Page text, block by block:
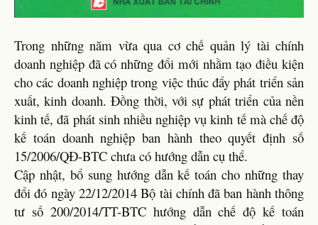
Trong những năm vừa qua cơ chế quản lý tài chính
doanh nghiệp đã có những đổi mới nhằm tạo điều kiện
cho các doanh nghiệp trong việc thúc đẩy phát triển sản
xuất, kinh doanh. Đồng thời, với sự phát triển của nền
kinh tế, đã phát sinh nhiều nghiệp vụ kinh tế mà chế độ
kế toán doanh nghiệp ban hành theo quyết định số
15/2006/QĐ-BTC chưa có hướng dẫn cụ thể.
Cập nhật, bổ sung hướng dẫn kế toán cho những thay
đổi đó ngày 22/12/2014 Bộ tài chính đã ban hành thông
tư số 200/2014/TT-BTC hướng dẫn chế độ kế toán